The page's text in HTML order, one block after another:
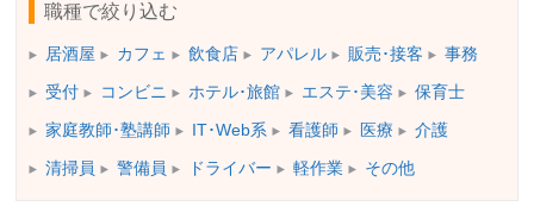
職種で絞り込む
居酒屋 カフェ 飲食店 アパレル 販売･接客 事務
受付 コンビニ ホテル･旅館 エステ･美容 保育士
家庭教師･塾講師 IT･Web系 看護師 医療 介護
清掃員 警備員 ドライバー 軽作業 その他